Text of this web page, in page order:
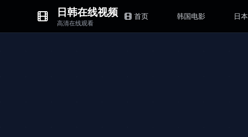
日韩在线视频
高清在线观看
首页 韩国电影 日